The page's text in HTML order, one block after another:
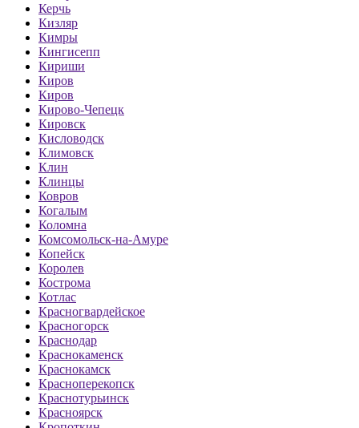
Керчь
Кизляр
Кимры
Кингисепп
Кириши
Киров
Киров
Кирово-Чепецк
Кировск
Кисловодск
Климовск
Клин
Клинцы
Ковров
Когалым
Коломна
Комсомольск-на-Амуре
Копейск
Королев
Кострома
Котлас
Красногвардейское
Красногорск
Краснодар
Краснокаменск
Краснокамск
Красноперекопск
Краснотурьинск
Красноярск